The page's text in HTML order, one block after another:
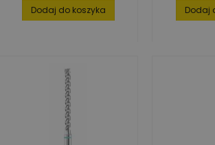
Dodaj do koszyka Dodaj